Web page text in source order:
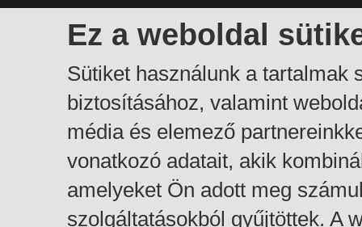
Ez a weboldal
Sütiket használunk a tartalmak
biztosításához, valamint
média és elemező
vonatkozó adatait, akik
amelyeket Ön adott meg
szolgáltatásokból gyűjtöttek. A